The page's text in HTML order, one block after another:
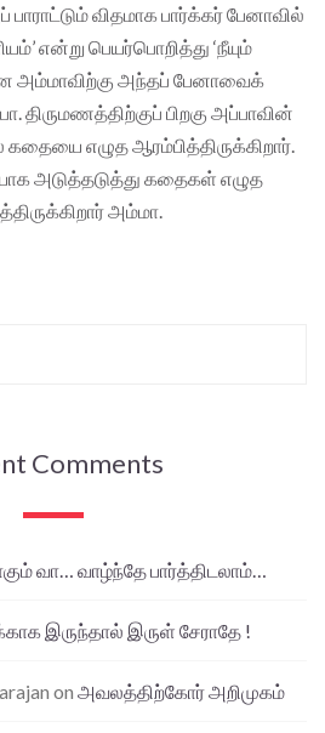
பாராட்டும் விதமாக பார்க்கர் பேனாவில்
என்று பெயர்பொறித்து ‘நீயும்
அம்மாவிற்கு அந்தப் பேனாவைக்
திருமணத்திற்குப் பிறகு அப்பாவின்
எழுத ஆரம்பித்திருக்கிறார்.
அடுத்தடுத்து கதைகள் எழுத
அம்மா.
Comments
வா… வாழ்ந்தே பார்த்திடலாம்…
இருந்தால் இருள் சேராதே !
on அவலத்திற்கோர் அறிமுகம்